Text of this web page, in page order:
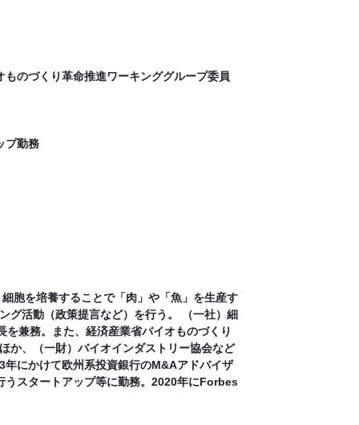
のづくり革命推進ワーキンググループ委員
プ勤務
胞を培養することで「肉」や「魚」を生産す
グ活動（政策提言など）を行う。 （一社）細
兼務。また、経済産業省バイオものづくり
か、（一財）バイオインダストリー協会など
にかけて欧州系投資銀行のM&Aアドバイザ
うスタートアップ等に勤務。2020年にForbes